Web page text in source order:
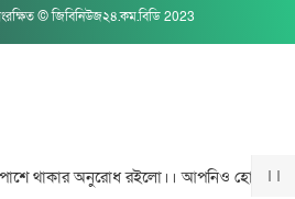
সংরক্ষিত © জিবিনিউজ২৪.কম.বিডি 2023
অনুরোধ রইলো।। আপনিও হোন আমাদের